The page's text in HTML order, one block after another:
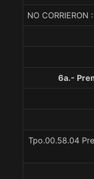
NO CORRIERON
6a.-
Tpo.00.58.04